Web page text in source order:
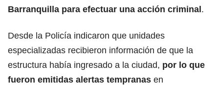
Barranquilla para efectuar una acción criminal.
Desde la Policía indicaron que unidades
especializadas recibieron información de que la
estructura había ingresado a la ciudad, por lo que
fueron emitidas alertas tempranas en